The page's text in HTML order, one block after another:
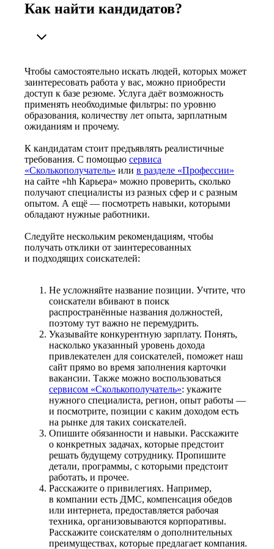
Как найти кандидатов?
Чтобы самостоятельно искать людей, которых может
заинтересовать работа у вас, можно приобрести
доступ к базе резюме. Услуга даёт возможность
применять необходимые фильтры: по уровню
образования, количеству лет опыта, зарплатным
ожиданиям и прочему.
К кандидатам стоит предъявлять реалистичные
требования. С помощью сервиса
«Сколькополучатель» или в разделе «Профессии»
на сайте «hh Карьера» можно проверить, сколько
получают специалисты из разных сфер и с разным
опытом. А ещё — посмотреть навыки, которыми
обладают нужные работники.
Следуйте нескольким рекомендациям, чтобы
получать отклики от заинтересованных
и подходящих соискателей:
Не усложняйте название позиции. Учтите, что
соискатели вбивают в поиск
распространённые названия должностей,
поэтому тут важно не перемудрить.
Указывайте конкурентную зарплату. Понять,
насколько указанный уровень дохода
привлекателен для соискателей, поможет наш
сайт прямо во время заполнения карточки
вакансии. Также можно воспользоваться
сервисом «Сколькополучатель»: укажите
нужного специалиста, регион, опыт работы —
и посмотрите, позиции с каким доходом есть
на рынке для таких соискателей.
Опишите обязанности и навыки. Расскажите
о конкретных задачах, которые предстоит
решать будущему сотруднику. Пропишите
детали, программы, с которыми предстоит
работать, и прочее.
Расскажите о привилегиях. Например,
в компании есть ДМС, компенсация обедов
или интернета, предоставляется рабочая
техника, организовываются корпоративы.
Расскажите соискателям о дополнительных
преимуществах, которые предлагает компания.